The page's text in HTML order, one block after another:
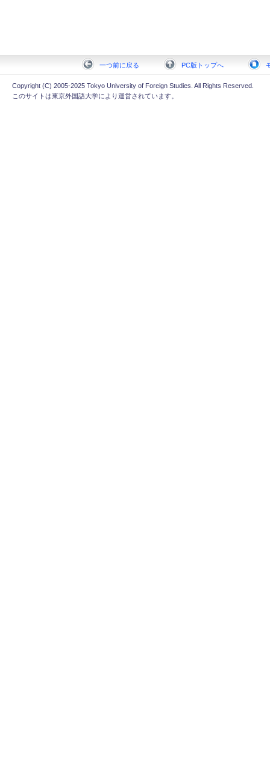
一つ前に戻る PC版トップへ
Copyright (C) 2005-2025 Tokyo University of Foreign Studies. All Rights Reserved.
このサイトは東京外国語大学により運営されています。